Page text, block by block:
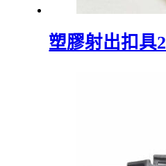
塑膠射出扣具2